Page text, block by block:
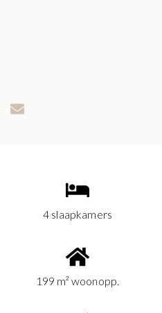
4 slaapkamers
199 m² woonopp.